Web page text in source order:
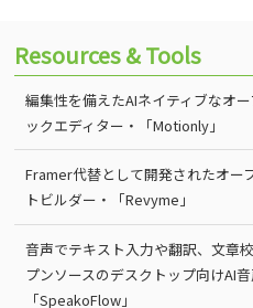
Resources & Tools
編集性を備えたAIネイティブなオ
ックエディター・「Motionly」
Framer代替として開発されたオー
トビルダー・「Revyme」
音声でテキスト入力や翻訳、文章
プンソースのデスクトップ向けAI
「SpeakoFlow」